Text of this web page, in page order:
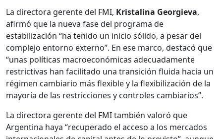
La directora gerente del FMI, Kristalina Georgieva,
afirmó que la nueva fase del programa de
estabilización “ha tenido un inicio sólido, a pesar del
complejo entorno externo”. En ese marco, destacó que
“unas políticas macroeconómicas adecuadamente
restrictivas han facilitado una transición fluida hacia un
régimen cambiario más flexible y la flexibilización de la
mayoría de las restricciones y controles cambiarios”.
La directora gerente del FMI también valoró que
Argentina haya “recuperado el acceso a los mercados